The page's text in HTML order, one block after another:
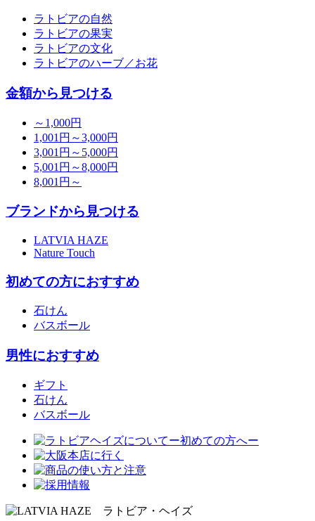
ラトビアの自然
ラトビアの果実
ラトビアの文化
ラトビアのハーブ／お花
金額から見つける
～1,000円
1,001円～3,000円
3,001円～5,000円
5,001円～8,000円
8,001円～
ブランドから見つける
LATVIA HAZE
Nature Touch
初めての方におすすめ
石けん
バスボール
男性におすすめ
ギフト
石けん
バスボール